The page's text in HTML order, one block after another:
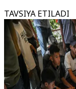
TAVSIYA ETILADI